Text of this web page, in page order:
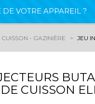
VOTRE APPAREIL ?
- GAZINIÈRE JEU
CUISSON